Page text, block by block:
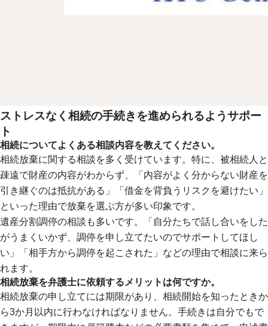
ストレスなく相続の手続きを進められるようサポー
ト
相続についてよくある相談内容を教えてください。
相続放棄に関する相談を多く受けています。特に、被相続人と
疎遠で財産の内容がわからず、「内容がよく分からない財産を
引き継ぐのは抵抗がある」「借金を背負うリスクを避けたい」
といった理由で放棄を選ぶ方が多い印象です。
遺産分割調停の相談も多いです。「自分たちで話し合いをした
がうまくいかず、調停を申し立てたいのでサポートしてほし
い」「相手方から調停を起こされた」などの理由で相談に来ら
れます。
相続放棄を弁護士に依頼するメリットは何ですか。
相続放棄の申し立てには期限があり、相続開始を知ったときか
ら3か月以内に行わなければなりません。手続きは自分でもで